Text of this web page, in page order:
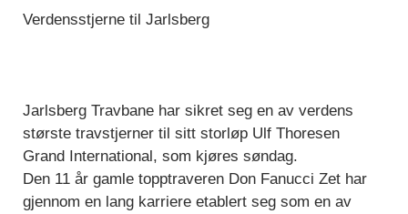
Verdensstjerne til Jarlsberg
Jarlsberg Travbane har sikret seg en av verdens
største travstjerner til sitt storløp Ulf Thoresen
Grand International, som kjøres søndag.
Den 11 år gamle topptraveren Don Fanucci Zet har
gjennom en lang karriere etablert seg som en av